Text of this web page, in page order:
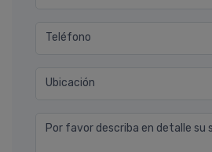
Teléfono
Ubicación
Por favor describa en detalle su